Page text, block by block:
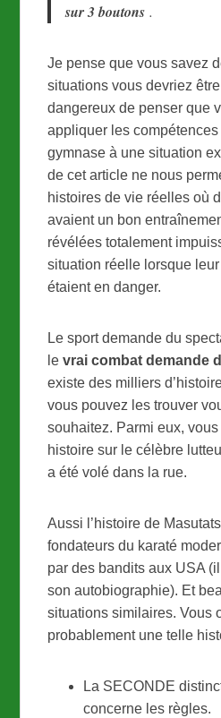
sur 3 boutons .
Je pense que vous savez
situations vous devriez
dangereux de penser que
appliquer les
gymnase à une situation
de cet article ne nous
histoires de vie réelles où
avaient un bon
révélées totalement
situation réelle lorsque
étaient en danger.
Le sport demande du
levrai combat demande
existe des milliers
vous pouvez les trouver
souhaitez. Parmi eux,
histoire sur le célèbre
a été volé dans la rue.
Aussi l’histoire de
fondateurs du karaté
par des bandits aux USA
son autobiographie). Et
situations similaires. Vous
probablement une telle
La SECONDE
concerne les règles.